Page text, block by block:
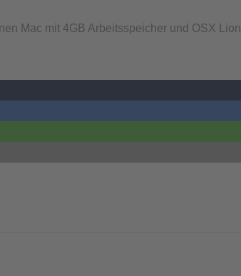
Mac mit 4GB Arbeitsspeicher und OSX Lion